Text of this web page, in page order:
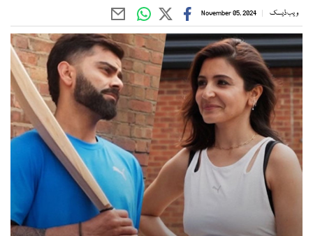
ویب ڈیسک November 05, 2024